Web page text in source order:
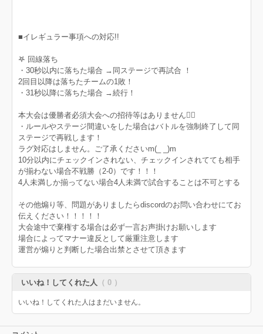
■イレギュラー事項への対応!!
𖤐 回線落ち
・30秒以内に落ちた場合 →同ステージで再試合 ！
2回目以降は落ちたチームの1敗！
・31秒以降に落ちた場合 →続行！
本大会は優勝者必須大会への招待等はありません🙇‍♂️
・ルールやステージ間違いをした場合はバトルを強制終了して同
ステージで再戦します！
ラグ対応はしません。ご了承くださいm(_ _)m
10分以内にチェックインされない、チェックインされてても相手
が揃わない場合不戦勝（2-0）です！！！
4人未満しか揃ってない場合4人未満で試合することは不可とする
その他煽り等、問題がありましたらdiscordのお問い合わせにてお
伝えください！！！！！
大会途中で棄権する場合は必ず一言お声掛けお願いします
場合によってマナー違反として厳重注意します
運営が煽りと判断した場合出禁とさせて頂きます
いいね！してくれた人 （ 0 ）
いいね！してくれた人はまだいません。